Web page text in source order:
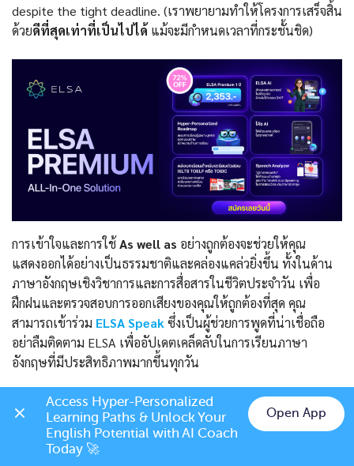
despite the tight deadline. (เราพยายามทำให้โครงการเสร็จสิ้น
ด้วยดีที่สุดเท่าที่เป็นไปได้ แม้จะมีกำหนดเวลาที่กระชั้นชิด)
การเข้าใจและการใช้As well as อย่างถูกต้องจะช่วยให้คุณ
แสดงออกได้อย่างเป็นธรรมชาติและคล่องแคล่วยิ่งขึ้น ทั้งในด้าน
ภาษาอังกฤษเชิงวิชาการและการสื่อสารในชีวิตประจำวัน เพื่อ
ฝึกฝนและตรวจสอบการออกเสียงของคุณให้ถูกต้องที่สุด คุณ
สามารถเข้าร่วม ELSA Speak ซึ่งเป็นผู้ช่วยการพูดที่น่าเชื่อถือ
อย่าลืมติดตาม ELSA เพื่ออัปเดตเคล็ดลับในการเรียนภาษา
อังกฤษที่มีประสิทธิภาพมากขึ้นทุกวัน
RELATED POSTS
Chat on LINE
Access Hyper-Personalized
Learning Paths & Unlock Your
English Potential with AI Coach
Today 🚀
Open App